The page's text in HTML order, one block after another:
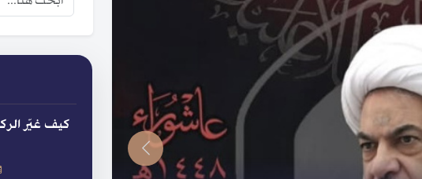
كيف غيّر